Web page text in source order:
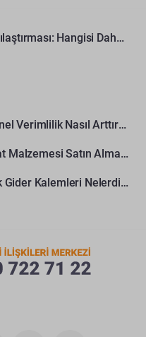
Gazbeton, Tuğla ve Bims Karşılaştırması: Hangisi Daha Avantajlı?
Maden Ocaklarında Operasyonel Verimlilik Nasıl Arttırılır?
Müteahhitler İçin Toptan İnşaat Malzemesi Satın Alma Rehberi
Maden Ocaklarında En Yüksek Gider Kalemleri Nelerdir?